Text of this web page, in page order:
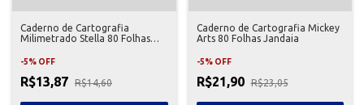
Caderno de Cartografia
Milimetrado Stella 80 Folhas
-5% OFF
R$13,87 R$14,60
Caderno de Cartografia Mickey
Arts 80 Folhas Jandaia
-5% OFF
R$21,90 R$23,05